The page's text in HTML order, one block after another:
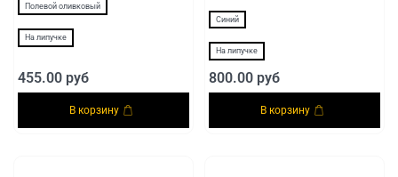
Полевой оливковый
На липучке
455.00 руб
В корзину
Синий
На липучке
800.00 руб
В корзину